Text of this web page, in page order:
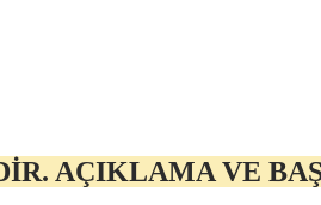
AÇIKLAMA VE